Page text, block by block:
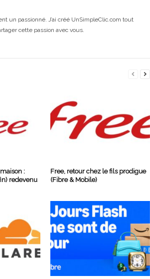
un passionné. J’ai créé UnSimpleClic.com tout
cette passion avec vous.
:
redevenu
Free, retour chez le fils prodigue
(Fibre & Mobile)